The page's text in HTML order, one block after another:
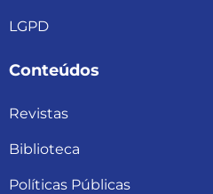
LGPD
Conteúdos
Revistas
Biblioteca
Políticas Públicas